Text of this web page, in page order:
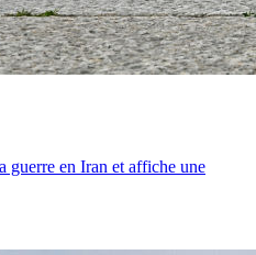
guerre en Iran et affiche une